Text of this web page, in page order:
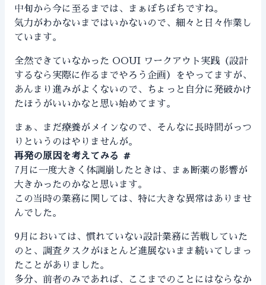
中旬から今に至るまでは、まぁぼちぼちですね。
気力がわかないまではいかないので、細々と日々作業し
ています。
全然できていなかった OOUI ワークアウト実践（設計
するなら実際に作るまでやろう企画）をやってますが、
あんまり進みがよくないので、ちょっと自分に発破かけ
たほうがいいかなと思い始めてます。
まぁ、まだ療養がメインなので、そんなに長時間がっつ
りというのはやりませんが。
再発の原因を考えてみる
#
7月に一度大きく体調崩したときは、まぁ断薬の影響が
大きかったのかなと思います。
この当時の業務に関しては、特に大きな異常はありませ
んでした。
9月においては、慣れていない設計業務に苦戦していた
のと、調査タスクがほとんど進展ないまま続いてしまっ
たことがありました。
多分、前者のみであれば、ここまでのことにはならなか